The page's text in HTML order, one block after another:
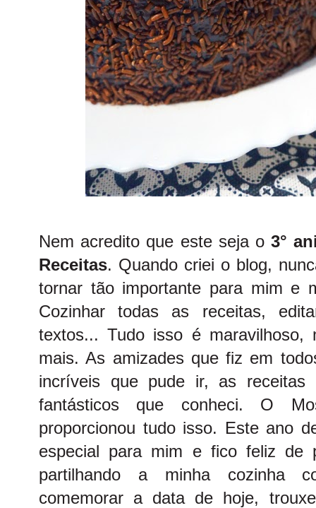
Nem acredito que este seja o3°
Receitas. Quando criei o blog,
tornar tão importante para mim e
Cozinhar todas as receitas,
textos... Tudo isso é
mais. As amizades que fiz em
incríveis que pude ir, as receitas
fantásticos que conheci. O
proporcionou tudo isso. Este ano
especial para mim e fico feliz de
partilhando a minha cozinha
comemorar a data de hoje,